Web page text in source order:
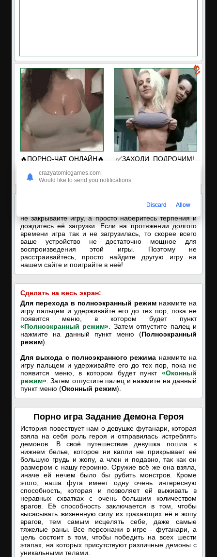
🔥ПОРНО-ЧАТ ОНЛАЙН🔥 ✅ЗАХОДИ, ПОДРОЧИМ!
Игра работает с помощью
онлайн
не закрывайте игру, а просто наберитесь терпения и
дождитесь её загрузки. Если на протяжении долгого
времени игра так и не загрузилась, то скорее всего
ваше устройство не достаточно мощное для
воспроизведения этой игры. Поэтому не
расстраивайтесь, просто найдите другую игру на
нашем сайте и поиграйте в неё!
Сделать на весь экран:
Для перехода в полноэкранный режим нажмите на
игру пальцем и удерживайте его до тех пор, пока не
появится меню, в котором будет пункт
«Полноэкранный режим» . Затем отпустите палец и
нажмите на данный пункт меню (Полноэкранный
режим).
Для выхода с полноэкранного режима нажмите на
игру пальцем и удерживайте его до тех пор, пока не
появится меню, в котором будет пункт «Оконный
режим» . Затем отпустите палец и нажмите на данный
пункт меню (Оконный режим).
Порно игра Задание Демона Героя
История повествует нам о девушке футанари, которая
взяла на себя роль героя и отправилась истреблять
демонов. В своё путешествие девушка пошла в
нижнем белье, которое ни капли не прикрывает её
большую грудь и жопу, а член и подавно, так как он
размером с нашу героиню. Оружие всё же она взяла,
иначе ей нечем было бы рубить монстров. Кроме
этого, наша фута имеет одну очень интересную
способность, которая и позволяет ей выживать в
неравных схватках с очень большим количеством
врагов. Её способность заключается в том, чтобы
высасывать жизненную силу из трахающих её в жопу
врагов, тем самым исцелять себе, даже самые
тяжелые раны. Все персонажи в игре - футанари, а
цель состоит в том, чтобы победить на всех шести
этапах, на которых присутствуют различные демоны с
уникальными телами.
crazyatomicgames.com
Would like to send you notifications
Discard Allow